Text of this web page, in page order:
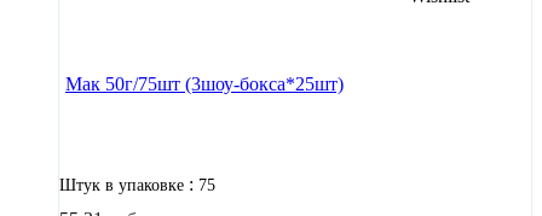
Мак 50г/75шт (3шоу-бокса*25шт)
Штук в упаковке : 75